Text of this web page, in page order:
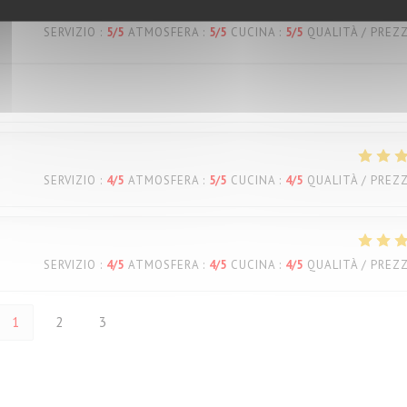
SERVIZIO : 5/5 ATMOSFERA : 5/5 CUCINA : 5/5 QUALITÀ /
SERVIZIO : 4/5 ATMOSFERA : 5/5 CUCINA : 4/5 QUALITÀ /
SERVIZIO : 4/5 ATMOSFERA : 4/5 CUCINA : 4/5 QUALITÀ /
1 2 3